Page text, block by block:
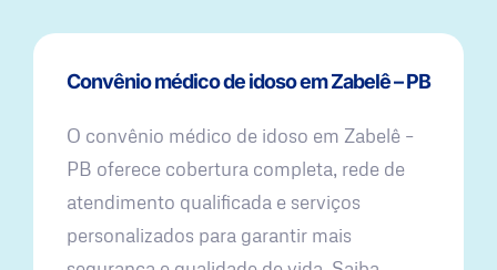
Convênio médico de idoso em Zabelê – PB
O convênio médico de idoso em Zabelê –
PB oferece cobertura completa, rede de
atendimento qualificada e serviços
personalizados para garantir mais